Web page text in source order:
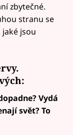
zbytečné.
stranu se
jsou
Vydá
svět? To